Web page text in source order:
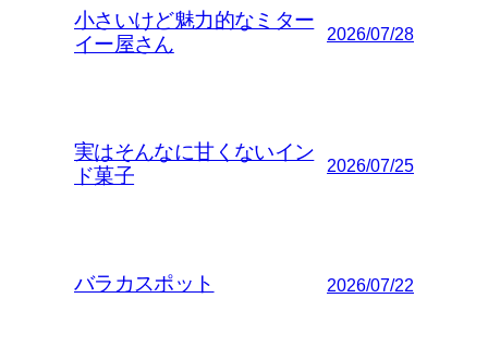
小さいけど魅力的なミター
イー屋さん
2026/07/28
実はそんなに甘くないイン
ド菓子
2026/07/25
バラカスポット 2026/07/22